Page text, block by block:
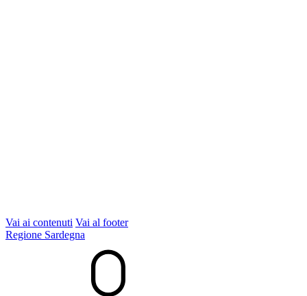
Vai ai contenuti Vai al footer
Regione Sardegna